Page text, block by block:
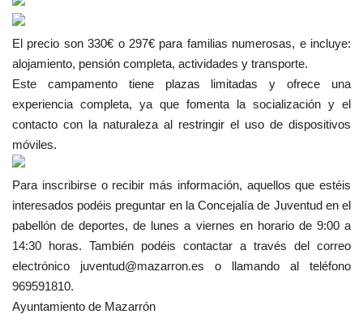
El precio son 330€ o 297€ para familias numerosas, e incluye:
alojamiento, pensión completa, actividades y transporte.
Este campamento tiene plazas limitadas y ofrece una
experiencia completa, ya que fomenta la socialización y el
contacto con la naturaleza al restringir el uso de dispositivos
móviles.
Para inscribirse o recibir más información, aquellos que estéis
interesados podéis preguntar en la Concejalía de Juventud en el
pabellón de deportes, de lunes a viernes en horario de 9:00 a
14:30 horas. También podéis contactar a través del correo
electrónico juventud@mazarron.es o llamando al teléfono
969591810.
Ayuntamiento de Mazarrón